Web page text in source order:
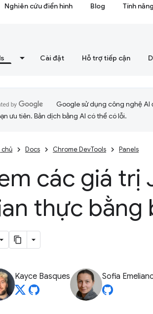
Nghiên cứu điển hình Blog Tính
Cài đặt Hỗ trợ tiếp cận
Google sử dụng công nghệ AI
ưu tiên. Bản dịch bằng AI có thể có lỗi.
chủ Docs Chrome DevTools Panels
các giá trị
thực
Kayce Basques Sofia